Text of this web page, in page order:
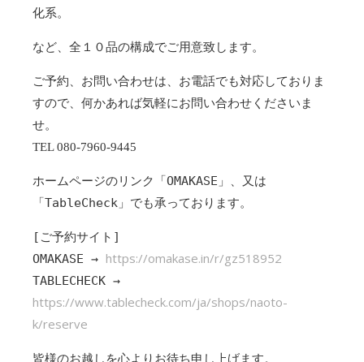
化系。
など、全１０品の構成でご用意致します。
ご予約、お問い合わせは、お電話でも対応しておりま
すので、何かあれば気軽にお問い合わせくださいま
せ。
TEL 080-7960-9445
ホームページのリンク「OMAKASE」、又は
「TableCheck」でも承っております。
[ご予約サイト]
OMAKASE → https://omakase.in/r/gz518952
TABLECHECK →
https://www.tablecheck.com/ja/shops/naoto-
k/reserve
皆様のお越しを心よりお待ち申し上げます。